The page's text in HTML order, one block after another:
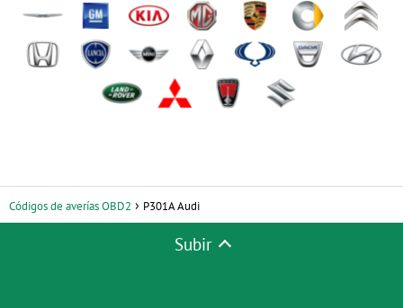
Códigos de averías OBD2 P301A Audi
Subir